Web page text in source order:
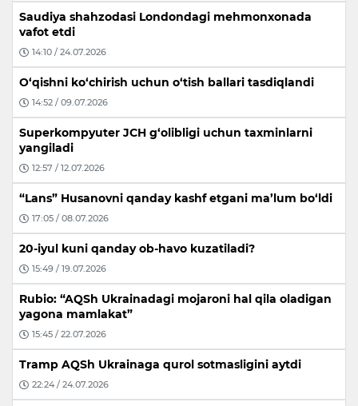
Saudiya shahzodasi Londondagi mehmonxonada
vafot etdi
14:10 / 24.07.2026
O‘qishni ko‘chirish uchun o‘tish ballari tasdiqlandi
14:52 / 09.07.2026
Superkompyuter JCH g‘olibligi uchun taxminlarni
yangiladi
12:57 / 12.07.2026
“Lans” Husanovni qanday kashf etgani ma’lum bo‘ldi
17:05 / 08.07.2026
20-iyul kuni qanday ob-havo kuzatiladi?
15:49 / 19.07.2026
Rubio: “AQSh Ukrainadagi mojaroni hal qila oladigan
yagona mamlakat”
15:45 / 22.07.2026
Tramp AQSh Ukrainaga qurol sotmasligini aytdi
22:24 / 24.07.2026